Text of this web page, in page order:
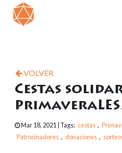
VOLVER
Cestas
Mar 18, 2021 | Tags: cestas ,
Patrocinadores , donaciones ,